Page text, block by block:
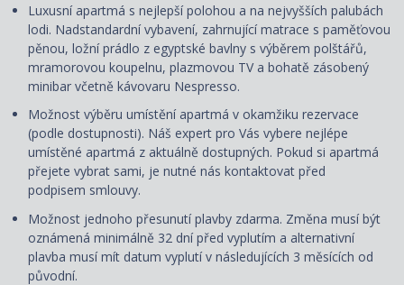
Luxusní apartmá s nejlepší polohou a na nejvyšších palubách
lodi. Nadstandardní vybavení, zahrnující matrace s paměťovou
pěnou, ložní prádlo z egyptské bavlny s výběrem polštářů,
mramorovou koupelnu, plazmovou TV a bohatě zásobený
minibar včetně kávovaru Nespresso.
Možnost výběru umístění apartmá v okamžiku rezervace
(podle dostupnosti). Náš expert pro Vás vybere nejlépe
umístěné apartmá z aktuálně dostupných. Pokud si apartmá
přejete vybrat sami, je nutné nás kontaktovat před
podpisem smlouvy.
Možnost jednoho přesunutí plavby zdarma. Změna musí být
oznámená minimálně 32 dní před vyplutím a alternativní
plavba musí mít datum vyplutí v následujících 3 měsících od
původní.